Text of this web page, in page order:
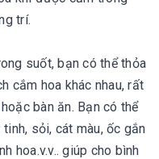
trí.
suốt, bạn có thể thỏa
cắm hoa khác nhau, rất
bàn ăn. Bạn có thể
sỏi, cát màu, ốc gắn
hoa.v.v.. giúp cho bình